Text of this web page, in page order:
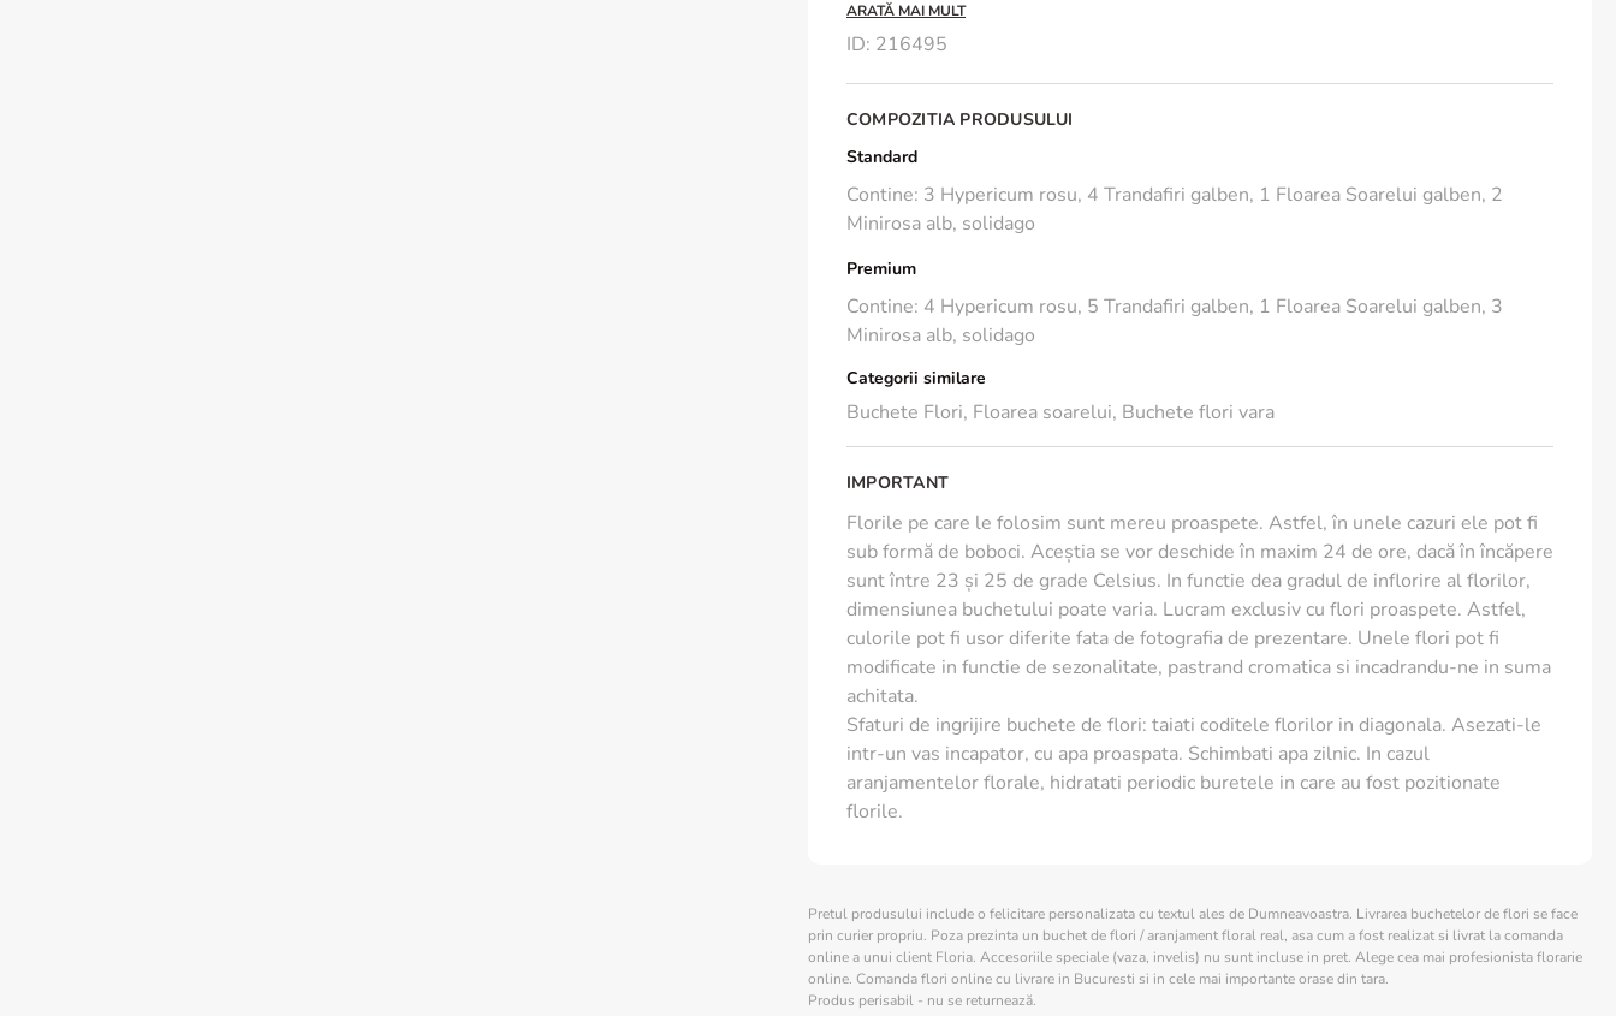
frumoasa.
Buchetul este realizat din:
Floarea-soarelui
Trandafiri
Minirosa
Beneficii exclusive
Design modern, cu un mix armonios de texturi si culori vibrante
Flori proaspete, selectionate cu grija si aranjate manual
Livrare rapida in 2-4 ore
Felicitare personalizata inclusa, pentru un mesaj din suflet
Calitate premium, Floria fiind Furnizor Oficial al Casei Regale a Romaniei
Recomandari de ingrijire
Pentru a te bucura cat mai mult timp de prospetimea florilor:
Taie aproximativ 1-2 cm din codite, oblic, inainte de a le aseza in vaza
Foloseste o vaza curata, cu apa proaspata
Schimba apa zilnic
Evita expunerea directa la soare, sursele de caldura sau curentii puternici de
aer
ARATĂ MAI MULT
ID: 216495
COMPOZITIA PRODUSULUI
Standard
Contine: 3 Hypericum rosu, 4 Trandafiri galben, 1 Floarea Soarelui galben, 2
Minirosa alb, solidago
Premium
Contine: 4 Hypericum rosu, 5 Trandafiri galben, 1 Floarea Soarelui galben, 3
Minirosa alb, solidago
Categorii similare
Buchete Flori, Floarea soarelui, Buchete flori vara
IMPORTANT
Florile pe care le folosim sunt mereu proaspete. Astfel, în unele cazuri ele pot fi
sub formă de boboci. Aceștia se vor deschide în maxim 24 de ore, dacă în încăpere
sunt între 23 și 25 de grade Celsius. In functie dea gradul de inflorire al florilor,
dimensiunea buchetului poate varia. Lucram exclusiv cu flori proaspete. Astfel,
culorile pot fi usor diferite fata de fotografia de prezentare. Unele flori pot fi
modificate in functie de sezonalitate, pastrand cromatica si incadrandu-ne in suma
achitata.
Sfaturi de ingrijire buchete de flori: taiati coditele florilor in diagonala. Asezati-le
intr-un vas incapator, cu apa proaspata. Schimbati apa zilnic. In cazul
aranjamentelor florale, hidratati periodic buretele in care au fost pozitionate
florile.
Pretul produsului include o felicitare personalizata cu textul ales de Dumneavoastra. Livrarea buchetelor de flori se face
prin curier propriu. Poza prezinta un buchet de flori / aranjament floral real, asa cum a fost realizat si livrat la comanda
online a unui client Floria. Accesoriile speciale (vaza, invelis) nu sunt incluse in pret. Alege cea mai profesionista florarie
online. Comanda flori online cu livrare in Bucuresti si in cele mai importante orase din tara.
Produs perisabil - nu se returnează.